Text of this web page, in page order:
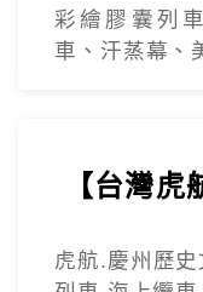
彩繪膠囊列
車、汗蒸幕、
【台灣
虎航.慶州歷